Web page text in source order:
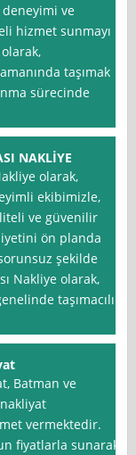
deneyimi ve
hizmet sunmayı
taşımak
sürecinde
NAKLİYE
olarak,
ekibimizle,
ve güvenilir
ön planda
şekilde
Nakliye olarak,
taşımacılık
Batman ve
vermektedir.
fiyatlarla sunarak,